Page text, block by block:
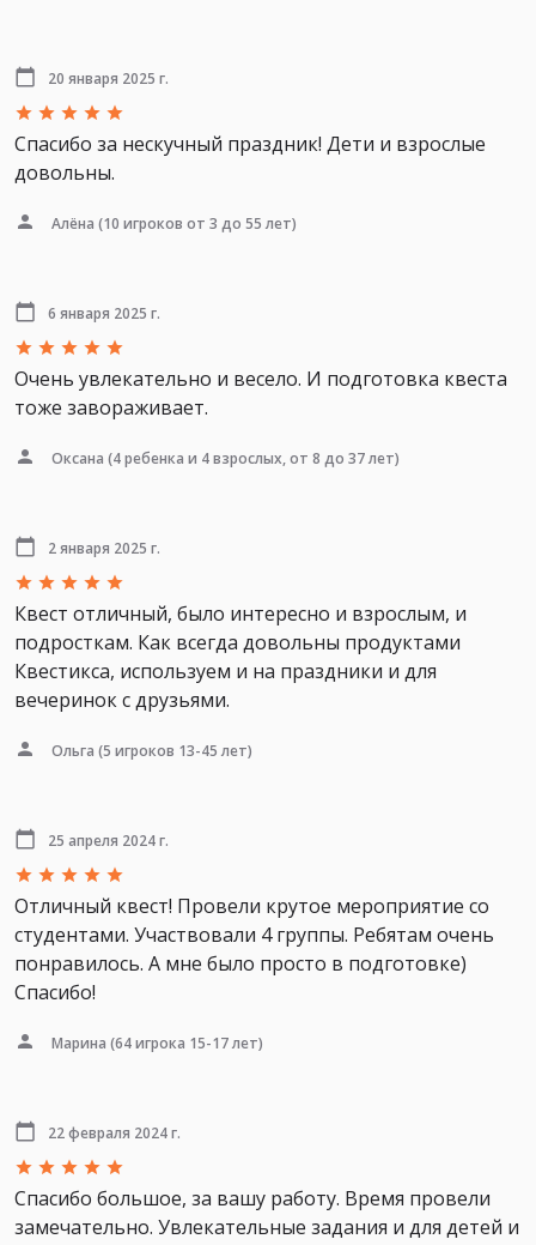
20 января 2025 г.
Спасибо за нескучный праздник! Дети и взрослые
довольны.
Алёна (10 игроков от 3 до 55 лет)
6 января 2025 г.
Очень увлекательно и весело. И подготовка квеста
тоже завораживает.
Оксана (4 ребенка и 4 взрослых, от 8 до 37 лет)
2 января 2025 г.
Квест отличный, было интересно и взрослым, и
подросткам. Как всегда довольны продуктами
Квестикса, используем и на праздники и для
вечеринок с друзьями.
Ольга (5 игроков 13-45 лет)
25 апреля 2024 г.
Отличный квест! Провели крутое мероприятие со
студентами. Участвовали 4 группы. Ребятам очень
понравилось. А мне было просто в подготовке)
Спасибо!
Марина (64 игрока 15-17 лет)
22 февраля 2024 г.
Спасибо большое, за вашу работу. Время провели
замечательно. Увлекательные задания и для детей и